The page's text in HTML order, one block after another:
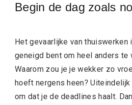
Begin de dag zoals
Het gevaarlijke van thuiswerken
geneigd bent om heel anders te
Waarom zou je je wekker zo
hoeft nergens heen? Uiteindelijk
om dat je de deadlines haalt.